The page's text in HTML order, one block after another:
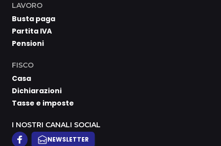
LAVORO
Busta paga
Partita IVA
Pensioni
FISCO
Casa
Dichiarazioni
Tasse e imposte
I NOSTRI CANALI SOCIAL
NEWSLETTER